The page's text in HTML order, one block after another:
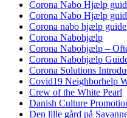
Corona Nabo Hjælp
Corona Nabo Hjælp
Corona nabo hjælp
Corona Nabohjælp
Corona Nabohjælp –
Corona Nabohjælp
Corona Solutions
Covid19 Neighborhelp
Crew of the White Pearl
Danish Culture
Den lille gård på